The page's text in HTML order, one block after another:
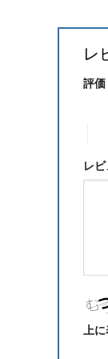
レ
評価
レ
上